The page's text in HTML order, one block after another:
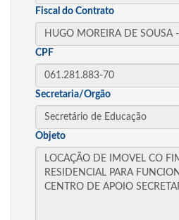
Fiscal do Contrato
CPF
Secretaria/Orgão
Objeto